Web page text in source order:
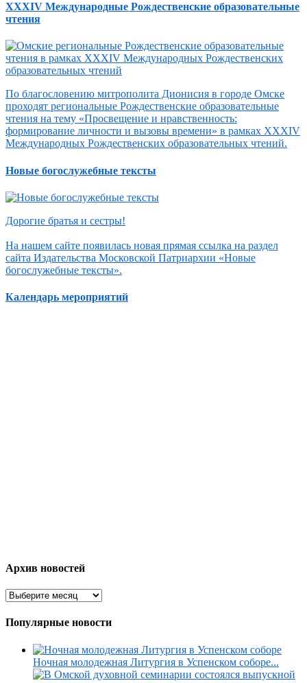
XXXIV Международные Рождественские образовательные
чтения
По благословению митрополита Дионисия в городе Омске
проходят региональные Рождественские образовательные
чтения на тему «Просвещение и нравственность:
формирование личности и вызовы времени» в рамках XXXIV
Международных Рождественских образовательных чтений.
Новые богослужебные тексты
Дорогие братья и сестры!
На нашем сайте появилась новая прямая ссылка на раздел
сайта Издательства Московской Патриархии «Новые
богослужебные тексты».
Календарь мероприятий
Архив новостей
Популярные новости
Ночная молодежная Литургия в Успенском соборе...